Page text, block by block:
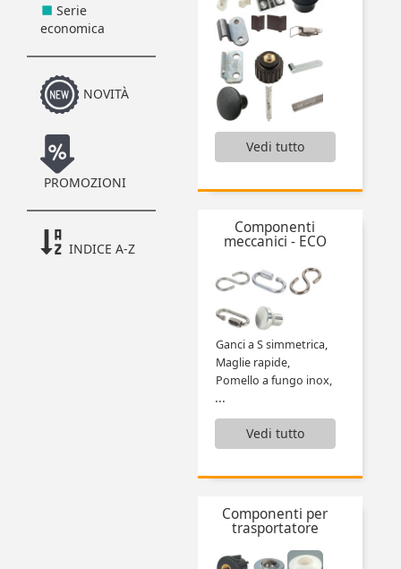
Serie
economica
NOVITÀ
PROMOZIONI
INDICE A-Z
,
Anelli di sollevamento,
Asta snodata con fermo di sicurezza,
Chiusure a leva e accessori,
Guarnizione in gomma,
Guide telescopiche,
Impugnatura,
...
Vedi tutto
Componenti
meccanici - ECO
Ganci a S simmetrica,
Maglie rapide,
Pomello a fungo inox,
...
Vedi tutto
Componenti per
trasportatore